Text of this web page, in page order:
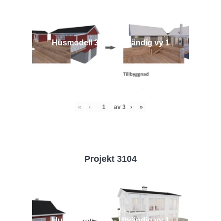
Husmodell 3442 - Utvändig vy 1
« ‹ av 3 › »
Projekt 3104